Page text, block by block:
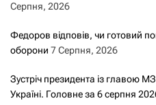
Серпня, 2026
Федоров відповів, чи готовий
оборони 7 Серпня, 2026
Зустріч президента із главою
Україні. Головне за 6 серпня